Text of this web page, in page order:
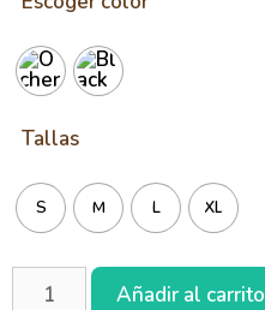
Tallas
S M L XL
Añadir al carrito